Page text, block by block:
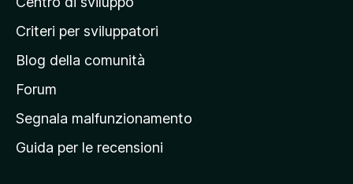
g
i
a
p
r
n
Criteri per sviluppatori
Blog della comunità
Forum
Segnala malfunzionamento
Guida per le recensioni